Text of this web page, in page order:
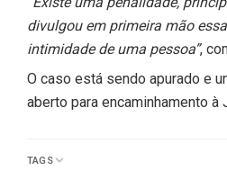
divulgou em primeira mão
intimidade de uma pessoa”,
O caso está sendo apurado e
aberto para encaminhamento à
TAGS